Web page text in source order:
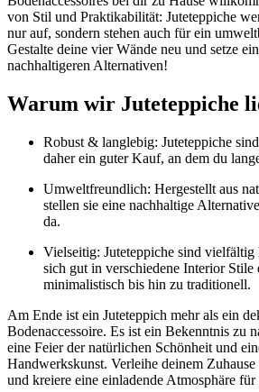
von Stil und Praktikabilität: Juteteppiche
nur auf, sondern stehen auch für ein
Gestalte deine vier Wände neu und setze
nachhaltigeren Alternativen!
Warum wir Juteteppiche
Robust & langlebig: Juteteppiche
daher ein guter Kauf, an dem du
Umweltfreundlich: Hergestellt aus
stellen sie eine nachhaltige
da.
Vielseitig: Juteteppiche sind
sich gut in verschiedene Interior
minimalistisch bis hin zu traditionell.
Am Ende ist ein Juteteppich mehr als ein
Bodenaccessoire. Es ist ein Bekenntnis zu
eine Feier der natürlichen Schönheit und
Handwerkskunst. Verleihe deinem
und kreiere eine einladende Atmosphäre